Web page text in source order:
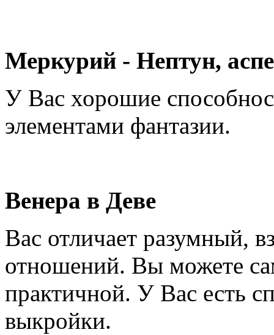
Меркурий - Нептун,
У Вас хорошие
элементами фантазии.
Венера в Деве
Вас отличает разумный,
отношений. Вы можете
практичной. У Вас есть
выкройки.